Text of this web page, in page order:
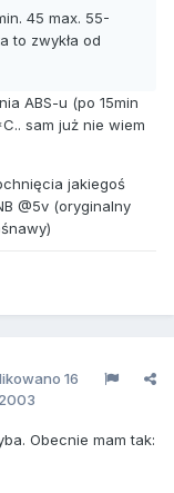
45 max. 55-
to zwykła od
ABS-u (po 15min
sam już nie wiem
jakiegoś
@5v (oryginalny
16
Obecnie mam tak: